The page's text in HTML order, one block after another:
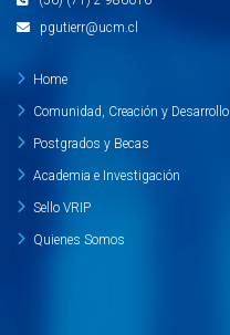
pgutierr@ucm.cl
Home
Comunidad, Creación y Desarrollo
Postgrados y Becas
Academia e Investigación
Sello VRIP
Quienes Somos